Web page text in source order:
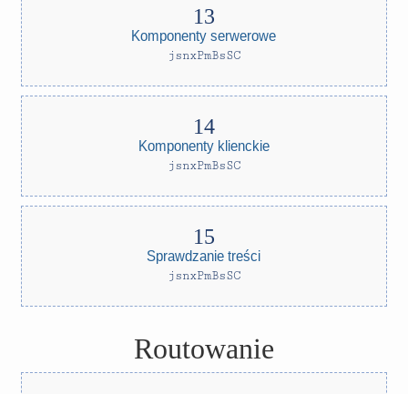
Komponenty serwerowe
jsnxPmBsSC
Komponenty klienckie
jsnxPmBsSC
Sprawdzanie treści
jsnxPmBsSC
Routowanie